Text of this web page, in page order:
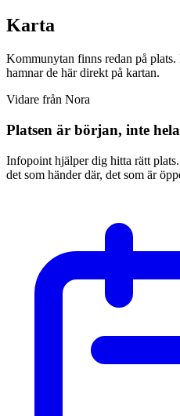
Karta
Kommunytan finns redan på
hamnar de här direkt på kartan.
Vidare från Nora
Platsen är början, inte
Infopoint hjälper dig hitta rätt
det som händer där, det som är